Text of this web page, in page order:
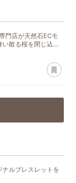
門店が天然石ECモ
い散る桜を閉じ込...
ルブレスレットを